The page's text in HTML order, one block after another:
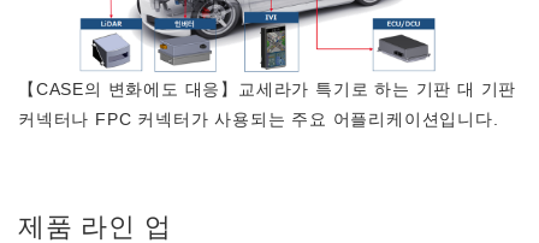
【CASE의 변화에도 대응】교세라가 특기로 하는 기판 대 기판
커넥터나 FPC 커넥터가 사용되는 주요 어플리케이션입니다.
제품 라인 업